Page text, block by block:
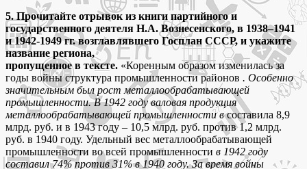
5. Прочитайте отрывок из книги партийного и
государственного деятеля Н.А. Вознесенского, в 1938–1941
и 1942-1949 гг. возглавлявшего Госплан СССР, и укажите
название региона,
пропущенное в тексте. «Коренным образом изменилась за
годы войны структура промышленности районов . Особенно
значительным был рост металлообрабатывающей
промышленности. В 1942 году валовая продукция
металлообрабатывающей промышленности всоставила 8,9
млрд. руб. и в 1943 году – 10,5 млрд. руб. против 1,2 млрд.
руб. в 1940 году. Удельный вес металлообрабатывающей
промышленности во всей промышленности в 1942 году
составил 74% против 31% в 1940 году. За время войны